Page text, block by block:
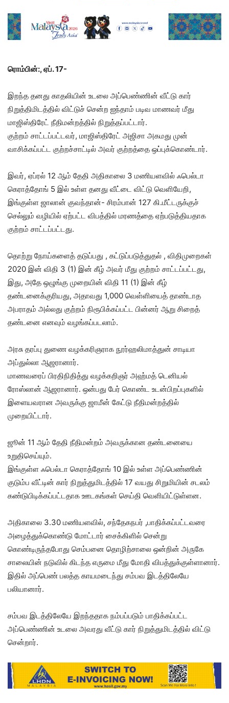
ரொம்பின்:, ஏப். 17-
இறந்த தனது காதலியின் உடலை அப்பெண்ணின் வீட்டு கார்
நிறுத்திமிடத்தில் விட்டுச் சென்ற ஐந்தாம் படிவ மாணவர் மீது
மாஜிஸ்திரேட் நீதிமன்றத்தில் நிறுத்தப்பட்டார்.
குற்றம் சாட்டப்பட்டவர், மாஜிஸ்திரேட் அஜிசா அகமது முன்
வாசிக்கப்பட்ட குற்றச்சாட்டில் அவர் குற்றத்தை ஒப்புக்கொண்டார்.
இவர், ஏப்ரல் 12 ஆம் தேதி அதிகாலை 3 மணியளவில் ஃபெல்டா
கெராத்தோங் 5 இல் உள்ள தனது வீட்டை விட்டு வெளியேறி,
இங்குள்ள ஜாலான் குவந்தான்- சிரம்பான் 127 கி.மீட்டருக்குச்
செல்லும் வழியில் ஏற்பட்ட விபத்தில் மரணத்தை ஏற்படுத்தியதாக
குற்றம் சாட்டப்பட்டது.
தொற்று நோய்களைத் தடுப்பது , கட்டுப்படுத்துதல் , விதிமுறைகள்
2020 இன் விதி 3 (1) இன் கீழ் அவர் மீது குற்றம் சாட்டப்பட்டது,
இது, அதே ஒழுங்கு முறையின் விதி 11 (1) இன் கீழ்
தண்டனைக்குரியது, அதாவது 1,000 வெள்ளியைத் தாண்டாத
அபராதம் அல்லது குற்றம் நிரூபிக்கப்பட்ட பின்னர் ஆறு சிறைத்
தண்டனை எனவும் வழங்கப்படலாம்.
அரசு தரப்பு துணை வழக்கரிஞராக நூர்ஹலிமாத்துன் சாடியா
அப்துல்லா ஆஜரானார்.
மாணவரைப் பிரதிநிதித்து வழக்கறிஞர் அஹ்மத் டெனியல்
ரோஸ்லான் ஆஜரானார். ஒன்பது பேர் கொண்ட உடன்பிறப்புகளில்
இளையவரான அவருக்கு ஜாமீன் கேட்டு நீதிமன்றத்தில்
முறையிட்டார்.
ஜூன் 11 ஆம் தேதி நீதிமன்றம் அவருக்கான தண்டனையை
உறுதிசெய்யும்.
இங்குள்ள ஃபெல்டா கெராத்தோங் 10 இல் உள்ள அப்பெண்ணின்
குடும்ப வீட்டின் கார் நிறுத்துமிடத்தில் 17 வயது சிறுமியின் சடலம்
கண்டுபிடிக்கப்பட்டதாக ஊடகங்கள் செய்தி வெளியிட்டுள்ளன.
அதிகாலை 3.30 மணியளவில், சந்தேகநபர் ,பாதிக்கப்பட்டவரை
அழைத்துக்கொண்டு மோட்டார் சைக்கிளில் சென்று
கொண்டிருந்தபோது ​​செம்பனை தொழிற்சாலை ஒன்றின் அருகே
சாலையின் நடுவில் கிடந்த எருமை மீது மோதி விபத்துக்குள்ளானார்.
இதில் அப்பெண் பலத்த காயமடைந்து சம்பவ இடத்திலேயே
பலியானார்.
சம்பவ இடத்திலேயே இறந்ததாக நம்பப்படும் பாதிக்கப்பட்ட
அப்பெண்ணின் உடலை அவரது வீட்டு கார் நிறுத்துமிடத்தில் விட்டு
சென்றார்.